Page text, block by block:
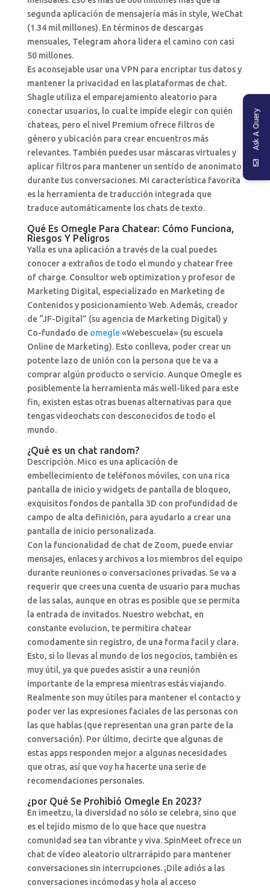
segunda aplicación de mensajería más in style, WeChat
(1.34 mil millones). En términos de descargas
mensuales, Telegram ahora lidera el camino con casi
50 millones.
Es aconsejable usar una VPN para encriptar tus datos y
mantener la privacidad en las plataformas de chat.
Shagle utiliza el emparejamiento aleatorio para
conectar usuarios, lo cual te impide elegir con quién
chateas, pero el nivel Premium ofrece filtros de
género y ubicación para crear encuentros más
relevantes. También puedes usar máscaras virtuales y
aplicar filtros para mantener un sentido de anonimato
durante tus conversaciones. Mi característica favorita
es la herramienta de traducción integrada que
traduce automáticamente los chats de texto.
Qué Es Omegle Para Chatear: Cómo Funciona,
Riesgos Y Peligros
Yalla es una aplicación a través de la cual puedes
conocer a extraños de todo el mundo y chatear free
of charge. Consultor web optimization y profesor de
Marketing Digital, especializado en Marketing de
Contenidos y posicionamiento Web. Además, creador
de “JF-Digital” (su agencia de Marketing Digital) y
Co-fundado de omegle«Webescuela» (su escuela
Online de Marketing). Esto conlleva, poder crear un
potente lazo de unión con la persona que te va a
comprar algún producto o servicio. Aunque Omegle es
posiblemente la herramienta más well-liked para este
fin, existen estas otras buenas alternativas para que
tengas videochats con desconocidos de todo el
mundo.
¿Qué es un chat random?
Descripción. Mico es una aplicación de
embellecimiento de teléfonos móviles, con una rica
pantalla de inicio y widgets de pantalla de bloqueo,
exquisitos fondos de pantalla 3D con profundidad de
campo de alta definición, para ayudarlo a crear una
pantalla de inicio personalizada.
Con la funcionalidad de chat de Zoom, puede enviar
mensajes, enlaces y archivos a los miembros del equipo
durante reuniones o conversaciones privadas. Se va a
requerir que crees una cuenta de usuario para muchas
de las salas, aunque en otras es posible que se permita
la entrada de invitados. Nuestro webchat, en
constante evolucion, te permitira chatear
comodamente sin registro, de una forma facil y clara.
Esto, si lo llevas al mundo de los negocios, también es
muy útil, ya que puedes asistir a una reunión
importante de la empresa mientras estás viajando.
Realmente son muy útiles para mantener el contacto y
poder ver las expresiones faciales de las personas con
las que hablas (que representan una gran parte de la
conversación). Por último, decirte que algunas de
estas apps responden mejor a algunas necesidades
que otras, así que voy ha hacerte una serie de
recomendaciones personales.
¿por Qué Se Prohibió Omegle En 2023?
En imeetzu, la diversidad no sólo se celebra, sino que
es el tejido mismo de lo que hace que nuestra
comunidad sea tan vibrante y viva. SpinMeet ofrece un
chat de vídeo aleatorio ultrarrápido para mantener
conversaciones sin interrupciones. ¡Dile adiós a las
conversaciones incómodas y hola al acceso
Ask A Query